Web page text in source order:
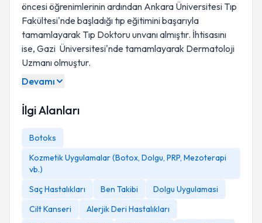
öncesi öğrenimlerinin ardından Ankara Üniversitesi Tıp
Fakültesi'nde başladığı tıp eğitimini başarıyla
tamamlayarak Tıp Doktoru unvanı almıştır. İhtisasını
ise, Gazi Üniversitesi'nde tamamlayarak Dermatoloji
Uzmanı olmuştur.
Devamı
İlgi Alanları
Botoks
Kozmetik Uygulamalar (Botox, Dolgu, PRP, Mezoterapi
vb.)
Saç Hastalıkları
Ben Takibi
Dolgu Uygulamasi
Cilt Kanseri
Alerjik Deri Hastalıkları